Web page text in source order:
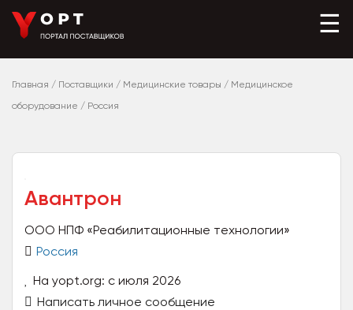
☰
Главная / Поставщики / Медицинские товары / Медицинское
оборудование / Россия
Авантрон
ООО НПФ «Реабилитационные технологии»
Россия
На yopt.org: с июля 2026
Написать личное сообщение